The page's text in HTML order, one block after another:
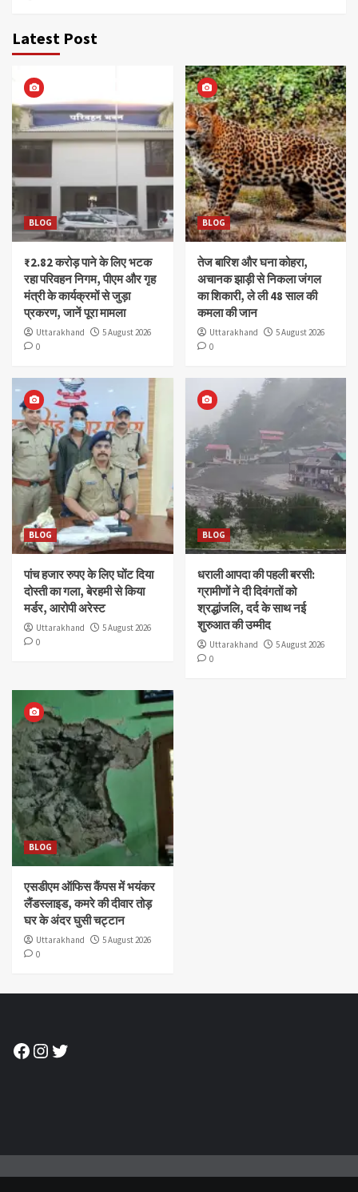
Latest Post
BLOG
₹2.82 करोड़ पाने के लिए भटक
रहा परिवहन निगम, पीएम और गृह
मंत्री के कार्यक्रमों से जुड़ा
प्रकरण, जानें पूरा मामला
Uttarakhand
5 August 2026
0
BLOG
तेज बारिश और घना कोहरा,
अचानक झाड़ी से निकला जंगल
का शिकारी, ले ली 48 साल की
कमला की जान
Uttarakhand
5 August 2026
0
BLOG
पांच हजार रुपए के लिए घोंट दिया
दोस्ती का गला, बेरहमी से किया
मर्डर, आरोपी अरेस्ट
Uttarakhand
5 August 2026
0
BLOG
धराली आपदा की पहली बरसी:
ग्रामीणों ने दी दिवंगतों को
श्रद्धांजलि, दर्द के साथ नई
शुरुआत की उम्मीद
Uttarakhand
5 August 2026
0
BLOG
एसडीएम ऑफिस कैंपस में भयंकर
लैंडस्लाइड, कमरे की दीवार तोड़
घर के अंदर घुसी चट्टान
Uttarakhand
5 August 2026
0
Facebook
Instagram
Twitter